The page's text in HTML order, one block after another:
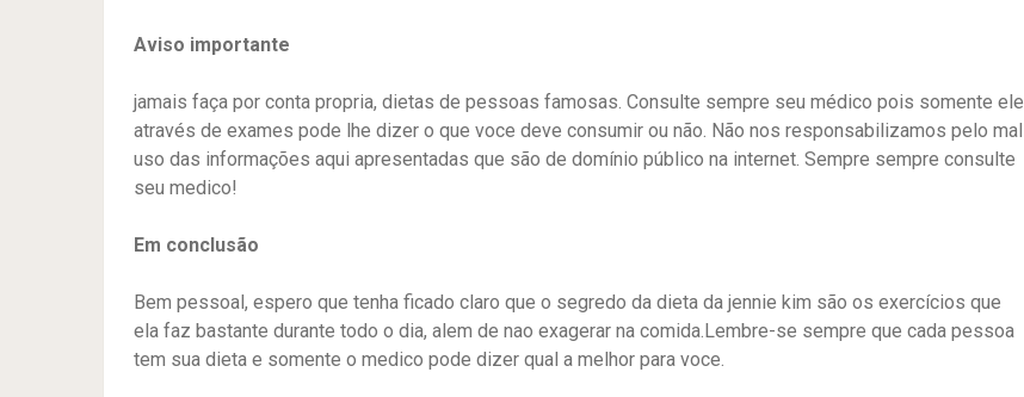
Aviso importante
jamais faça por conta propria, dietas de pessoas famosas. Consulte sempre seu médico pois somente ele
através de exames pode lhe dizer o que voce deve consumir ou não. Não nos responsabilizamos pelo mal
uso das informações aqui apresentadas que são de domínio público na internet. Sempre sempre consulte
seu medico!
Em conclusão
Bem pessoal, espero que tenha ficado claro que o segredo da dieta da jennie kim são os exercícios que
ela faz bastante durante todo o dia, alem de nao exagerar na comida.Lembre-se sempre que cada pessoa
tem sua dieta e somente o medico pode dizer qual a melhor para voce.